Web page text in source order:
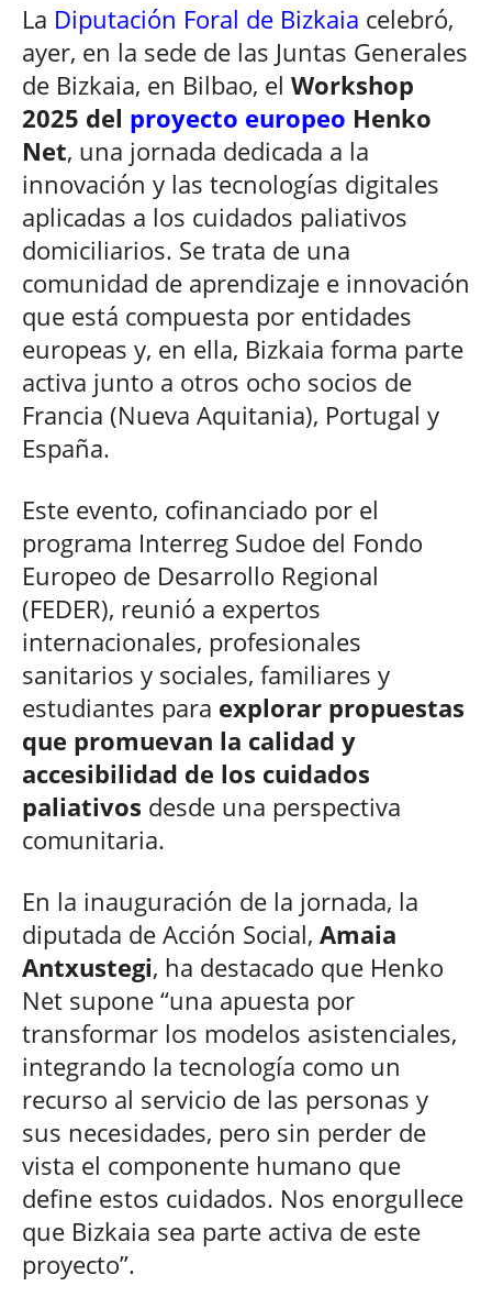
La Diputación Foral de Bizkaia celebró,
ayer, en la sede de las Juntas Generales
de Bizkaia, en Bilbao, el Workshop
2025 del proyecto europeo Henko
Net, una jornada dedicada a la
innovación y las tecnologías digitales
aplicadas a los cuidados paliativos
domiciliarios. Se trata de una
comunidad de aprendizaje e innovación
que está compuesta por entidades
europeas y, en ella, Bizkaia forma parte
activa junto a otros ocho socios de
Francia (Nueva Aquitania), Portugal y
España.
Este evento, cofinanciado por el
programa Interreg Sudoe del Fondo
Europeo de Desarrollo Regional
(FEDER), reunió a expertos
internacionales, profesionales
sanitarios y sociales, familiares y
estudiantes para explorar propuestas
que promuevan la calidad y
accesibilidad de los cuidados
paliativos desde una perspectiva
comunitaria.
En la inauguración de la jornada, la
diputada de Acción Social, Amaia
Antxustegi, ha destacado que Henko
Net supone “una apuesta por
transformar los modelos asistenciales,
integrando la tecnología como un
recurso al servicio de las personas y
sus necesidades, pero sin perder de
vista el componente humano que
define estos cuidados. Nos enorgullece
que Bizkaia sea parte activa de este
proyecto”.